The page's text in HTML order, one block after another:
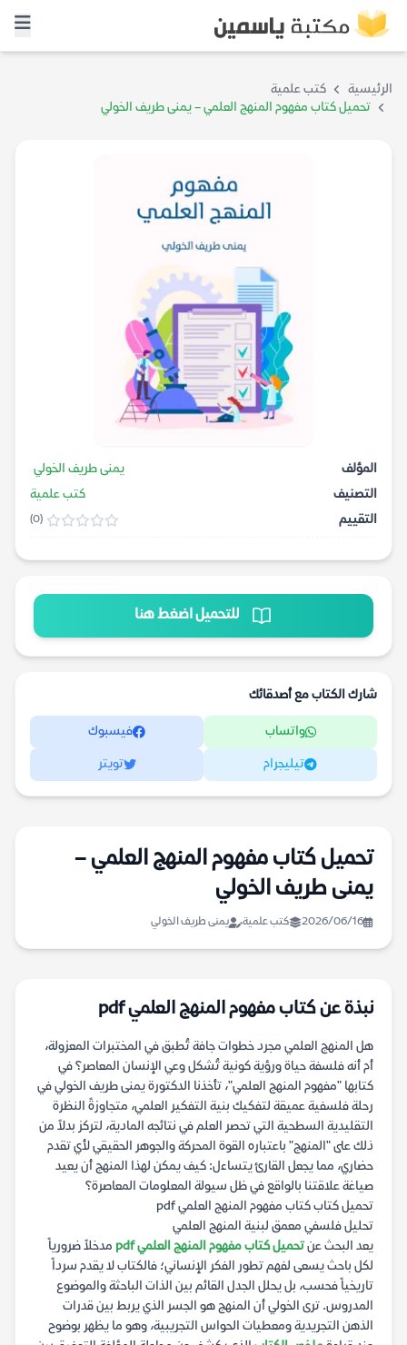
الرئيسية
كتب علمية
تحميل كتاب مفهوم المنهج العلمي – يمنى طريف الخولي
المؤلف
يمنى طريف الخولي
التصنيف
كتب علمية
التقييم
(0)
للتحميل اضغط هنا
شارك الكتاب مع أصدقائك
واتساب فيسبوك
تيليجرام تويتر
تحميل كتاب مفهوم المنهج العلمي –
يمنى طريف الخولي
2026/06/16 كتب علمية يمنى طريف الخولي
نبذة عن كتاب مفهوم المنهج العلمي pdf
هل المنهج العلمي مجرد خطوات جافة تُطبق في المختبرات المعزولة،
أم أنه فلسفة حياة ورؤية كونية تُشكل وعي الإنسان المعاصر؟ في
كتابها "مفهوم المنهج العلمي"، تأخذنا الدكتورة يمنى طريف الخولي في
رحلة فلسفية عميقة لتفكيك بنية التفكير العلمي، متجاوزةً النظرة
التقليدية السطحية التي تحصر العلم في نتائجه المادية، لتركز بدلاً من
ذلك على "المنهج" باعتباره القوة المحركة والجوهر الحقيقي لأي تقدم
حضاري، مما يجعل القارئ يتساءل: كيف يمكن لهذا المنهج أن يعيد
صياغة علاقتنا بالواقع في ظل سيولة المعلومات المعاصرة؟
تحميل كتاب كتاب مفهوم المنهج العلمي pdf
تحليل فلسفي معمق لبنية المنهج العلمي
يعد البحث عنتحميل كتاب مفهوم المنهج العلمي pdf
مدخلاً ضرورياً
لكل باحث يسعى لفهم تطور الفكر الإنساني؛ فالكتاب لا يقدم سرداً
تاريخياً فحسب، بل يحلل الجدل القائم بين الذات الباحثة والموضوع
المدروس. ترى الخولي أن المنهج هو الجسر الذي يربط بين قدرات
الذهن التجريدية ومعطيات الحواس التجريبية، وهو ما يظهر بوضوح